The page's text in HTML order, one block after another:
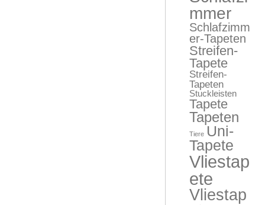
mmer
Schlafzimm
er-Tapeten
Streifen-
Tapete
Streifen-
Tapeten
Stuckleisten
Tapete
Tapeten
Tiere Uni-
Tapete
Vliestap
ete
Vliestap